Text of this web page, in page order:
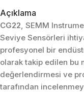
Açıklama
CG22, SEMM
Seviye Sensörleri
profesyonel bir
olarak takip edilen bu
değerlendirmesi ve
tarafından